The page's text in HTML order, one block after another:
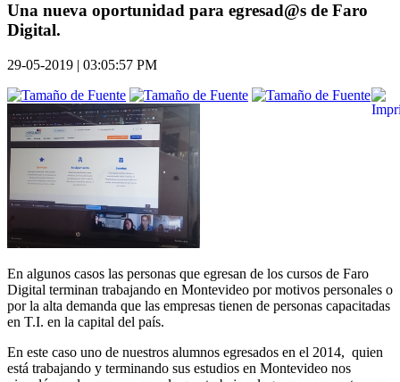
Una nueva oportunidad para egresad@s de Faro
Digital.
29-05-2019 | 03:05:57 PM
En algunos casos las personas que egresan de los cursos de Faro
Digital terminan trabajando en Montevideo por motivos personales o
por la alta demanda que las empresas tienen de personas capacitadas
en T.I. en la capital del país.
En este caso uno de nuestros alumnos egresados en el 2014, quien
está trabajando y terminando sus estudios en Montevideo nos